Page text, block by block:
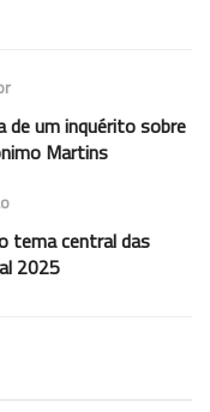
de um inquérito sobre
Martins
tema central das
2025